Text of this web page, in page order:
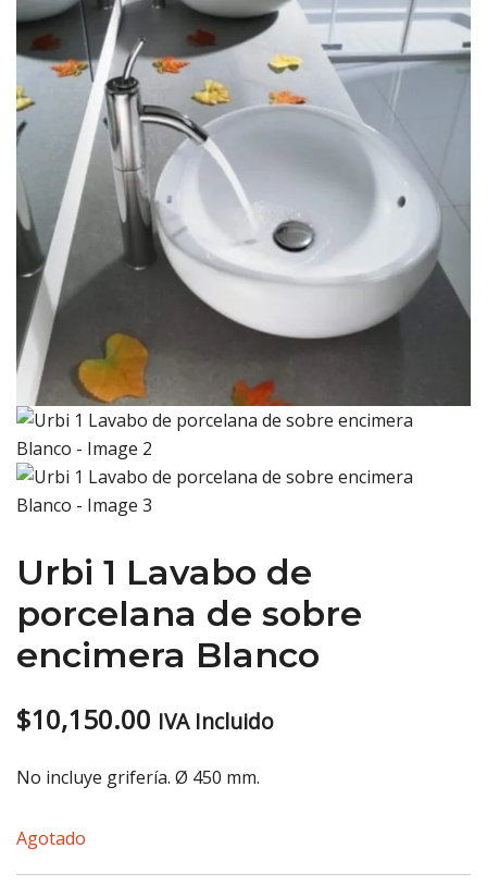
Urbi 1 Lavabo de
porcelana de sobre
encimera Blanco
$10,150.00 IVA Incluido
No incluye grifería. Ø 450 mm.
Agotado